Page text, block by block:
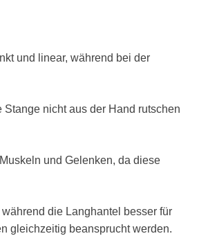
und linear, während bei der
nicht aus der Hand rutschen
und Gelenken, da diese
die Langhantel besser für
gleichzeitig beansprucht werden.